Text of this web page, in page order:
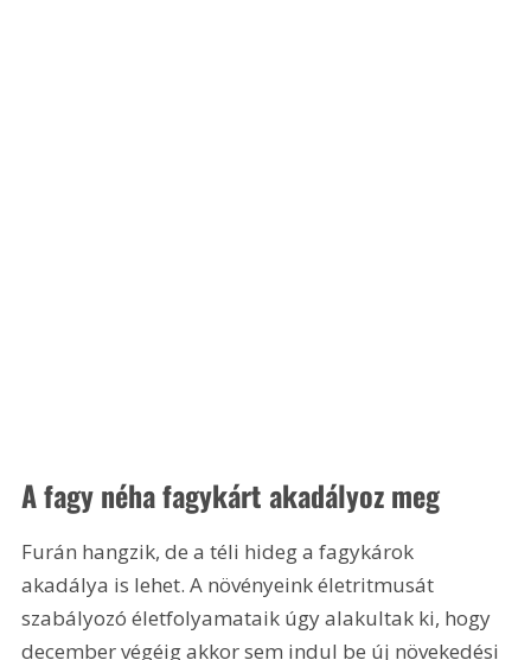
A fagy néha fagykárt akadályoz meg
Furán hangzik, de a téli hideg a fagykárok
akadálya is lehet. A növényeink életritmusát
szabályozó életfolyamataik úgy alakultak ki, hogy
december végéig akkor sem indul be új növekedési